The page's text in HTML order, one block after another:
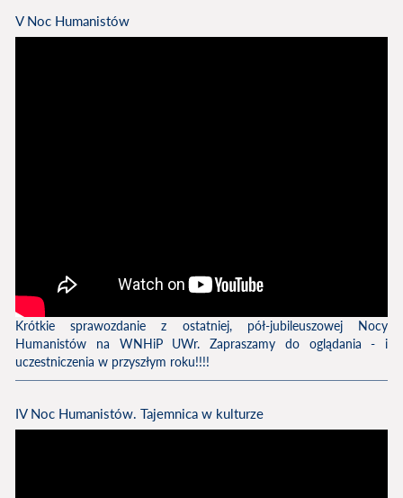
V Noc Humanistów
Krótkie sprawozdanie z ostatniej, pół-jubileuszowej Nocy
Humanistów na WNHiP UWr. Zapraszamy do oglądania - i
uczestniczenia w przyszłym roku!!!!
IV Noc Humanistów. Tajemnica w kulturze